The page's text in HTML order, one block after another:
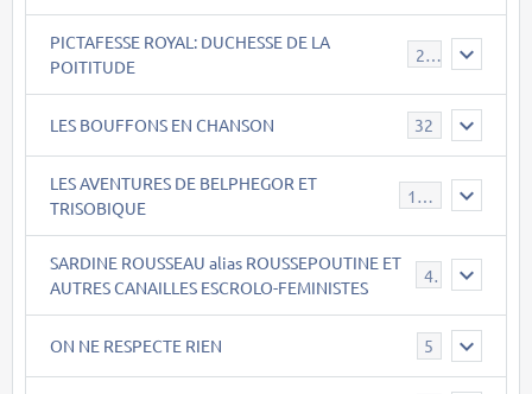
PICTAFESSE ROYAL: DUCHESSE DE LA
POITITUDE
23
LES BOUFFONS EN CHANSON 32
LES AVENTURES DE BELPHEGOR ET
TRISOBIQUE
147
SARDINE ROUSSEAU alias ROUSSEPOUTINE ET
AUTRES CANAILLES ESCROLO-FEMINISTES
40
ON NE RESPECTE RIEN 5